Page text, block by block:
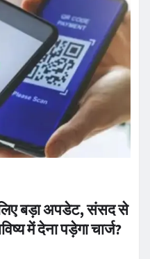
बड़ा अपडेट, संसद से
में देना पड़ेगा चार्ज?